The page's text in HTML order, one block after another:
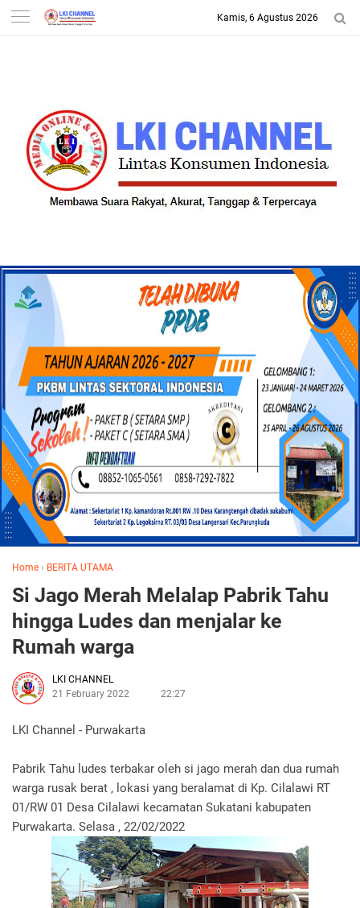
-->
Kamis, 6 Agustus 2026
Home › BERITA UTAMA
Si Jago Merah Melalap Pabrik Tahu
hingga Ludes dan menjalar ke
Rumah warga
LKI CHANNEL
21 February 2022
22:27
LKI Channel - Purwakarta
Pabrik Tahu ludes terbakar oleh si jago merah dan dua rumah
warga rusak berat , lokasi yang beralamat di Kp. Cilalawi RT
01/RW 01 Desa Cilalawi kecamatan Sukatani kabupaten
Purwakarta. Selasa , 22/02/2022